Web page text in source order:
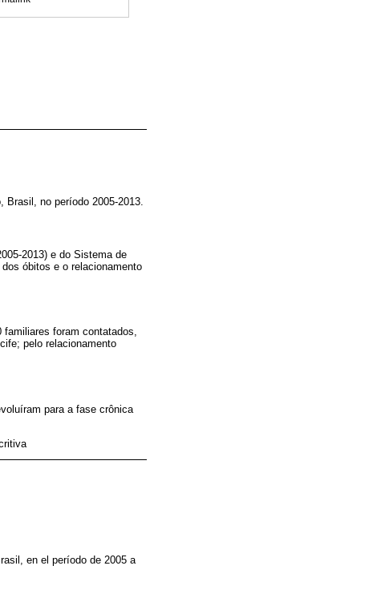
no período 2005-2013.
2013) e do Sistema de
óbitos e o relacionamento
foram contatados,
pelo relacionamento
para a fase crônica
en el período de 2005 a